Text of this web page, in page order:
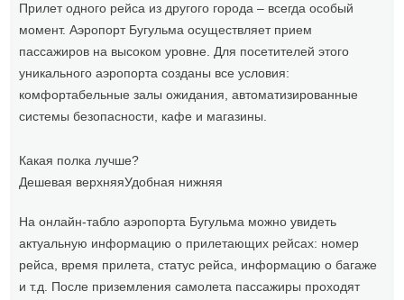
Прилет одного рейса из другого города – всегда особый
момент. Аэропорт Бугульма осуществляет прием
пассажиров на высоком уровне. Для посетителей этого
уникального аэропорта созданы все условия:
комфортабельные залы ожидания, автоматизированные
системы безопасности, кафе и магазины.
Какая полка лучше?
Дешевая верхняяУдобная нижняя
На онлайн-табло аэропорта Бугульма можно увидеть
актуальную информацию о прилетающих рейсах: номер
рейса, время прилета, статус рейса, информацию о багаже
и т.д. После приземления самолета пассажиры проходят